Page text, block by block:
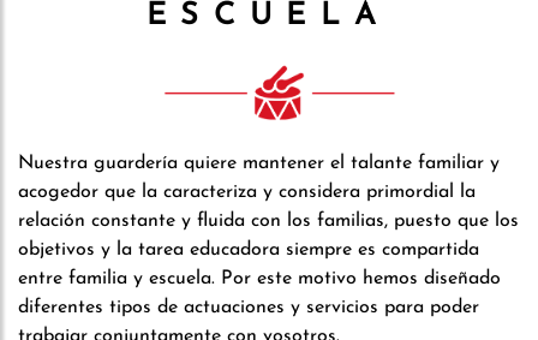
ESCUELA
Nuestra guardería quiere mantener el talante familiar y
acogedor que la caracteriza y considera primordial la
relación constante y fluida con los familias, puesto que los
objetivos y la tarea educadora siempre es compartida
entre familia y escuela. Por este motivo hemos diseñado
diferentes tipos de actuaciones y servicios para poder